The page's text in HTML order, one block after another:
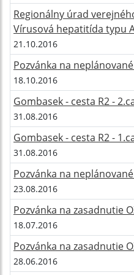
Regionálny úrad
Vírusová hepatitída typu
21.10.2016
Pozvánka na
18.10.2016
Gombasek - cesta R2 -
31.08.2016
Gombasek - cesta R2 -
31.08.2016
Pozvánka na
23.08.2016
Pozvánka na zasadnutie
18.07.2016
Pozvánka na zasadnutie
28.06.2016